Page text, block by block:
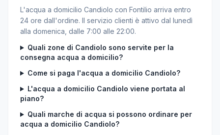
L'acqua a domicilio Candiolo con Fontilio arriva entro
24 ore dall'ordine. Il servizio clienti è attivo dal lunedì
alla domenica, dalle 7:00 alle 22:00.
Quali zone di Candiolo sono servite per la
consegna acqua a domicilio?
Come si paga l'acqua a domicilio Candiolo?
L'acqua a domicilio Candiolo viene portata al
piano?
Quali marche di acqua si possono ordinare per
acqua a domicilio Candiolo?